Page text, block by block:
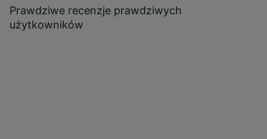
Prawdziwe recenzje prawdziwych
użytkowników